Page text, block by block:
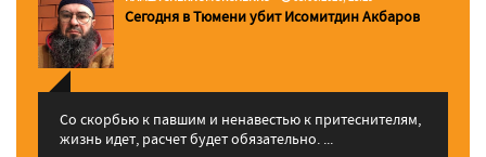
Сегодня в Тюмени убит Исомитдин Акбаров
Со скорбью к павшим и ненавестью к притеснителям,
жизнь идет, расчет будет обязательно. ...